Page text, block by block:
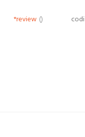
*review () codi